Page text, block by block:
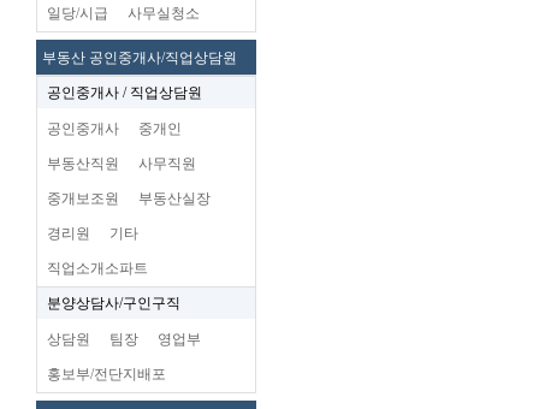
일당/시급 사무실청소
부동산 공인중개사/직업상담원
공인중개사 / 직업상담원
공인중개사 중개인
부동산직원 사무직원
중개보조원 부동산실장
경리원 기타
직업소개소파트
분양상담사/구인구직
상담원 팀장 영업부
홍보부/전단지배포